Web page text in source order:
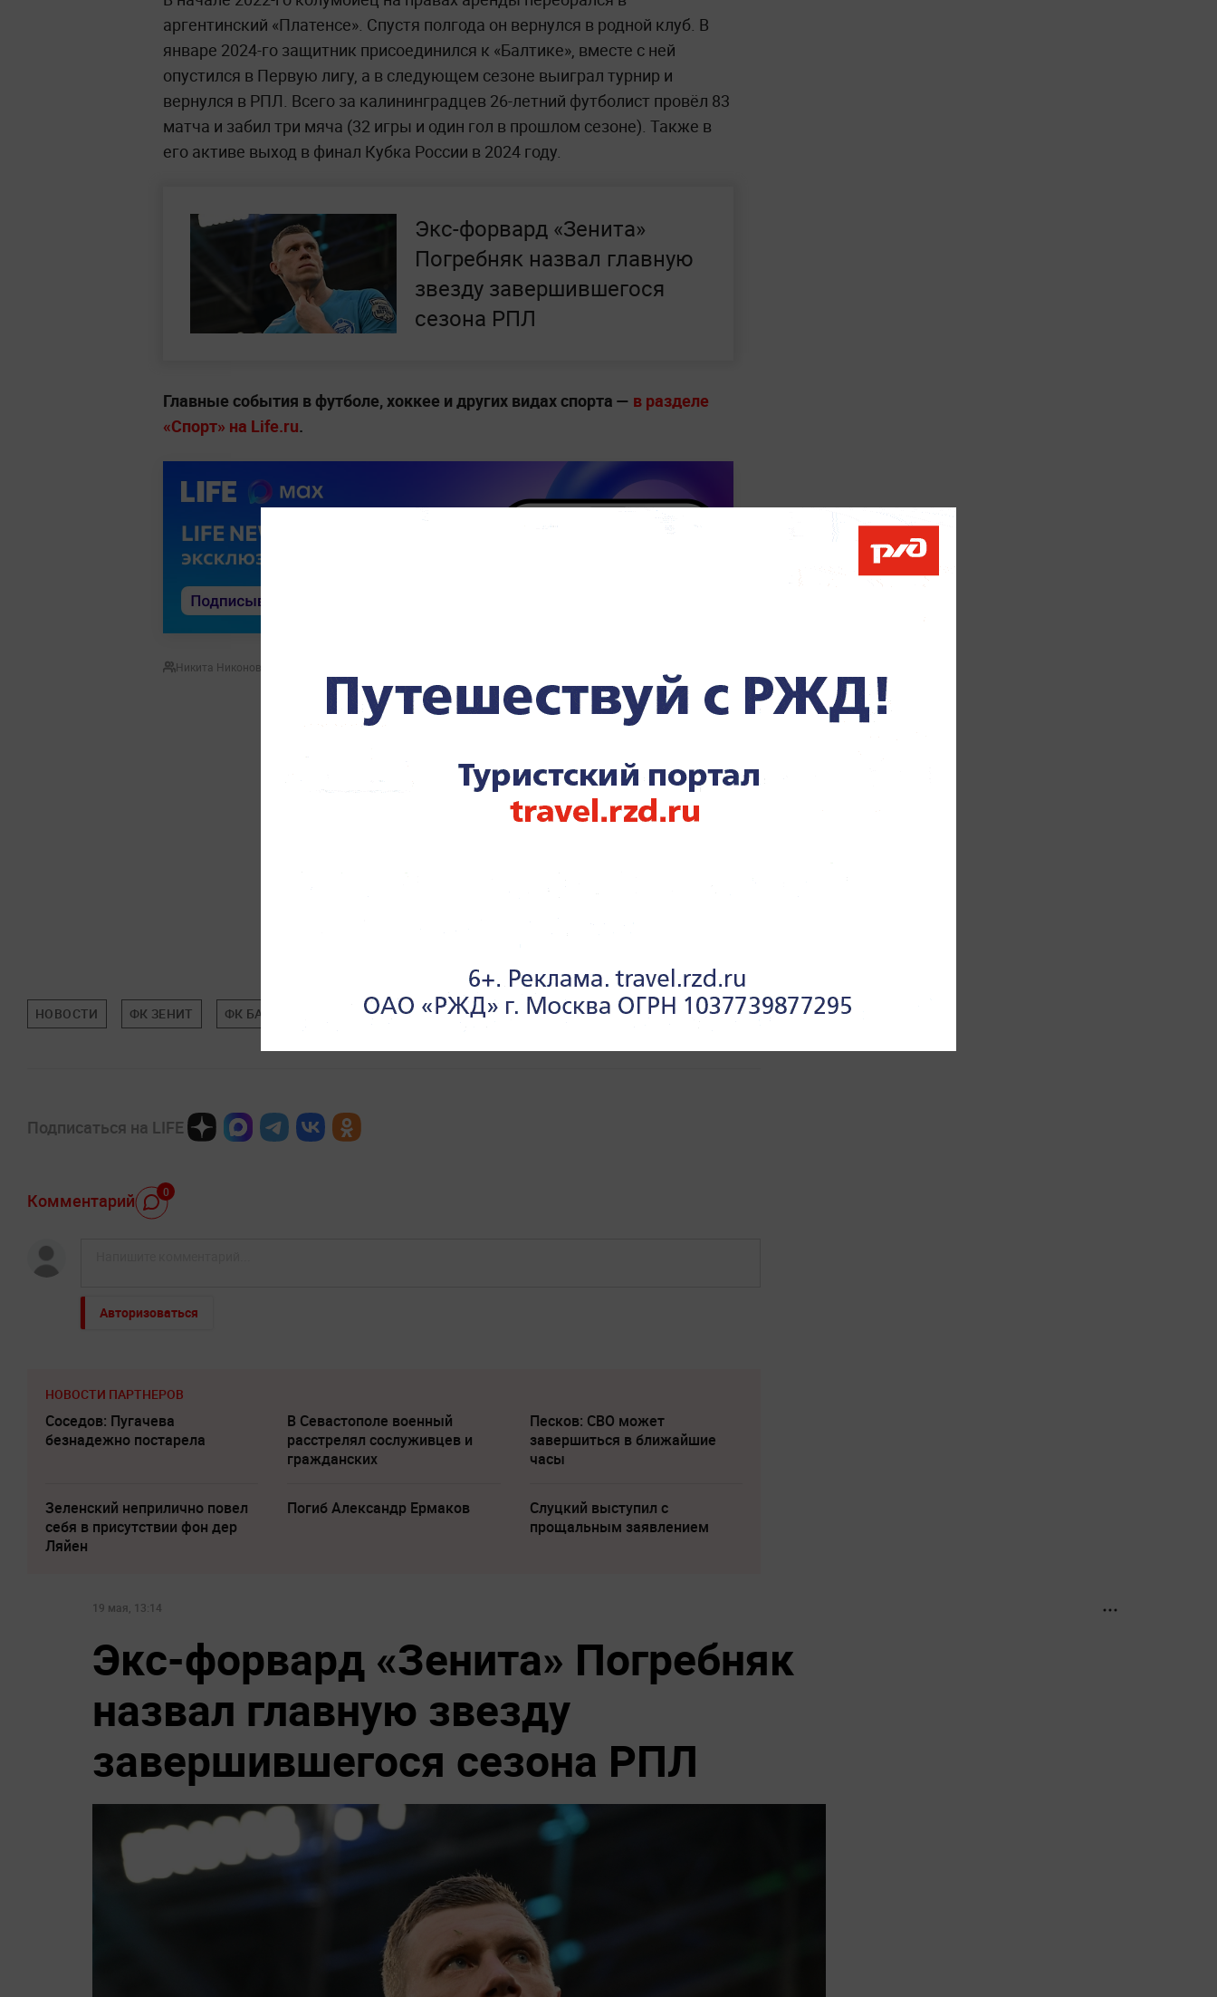
аргентинский «Платенсе». Спустя полгода он вернулся в родной клуб. В
январе 2024-го защитник присоединился к «Балтике», вместе с ней
опустился в Первую лигу, а в следующем сезоне выиграл турнир и
вернулся в РПЛ. Всего за калининградцев 26-летний футболист провёл 83
матча и забил три мяча (32 игры и один гол в прошлом сезоне). Также в
его активе выход в финал Кубка России в 2024 году.
Экс-форвард «Зенита»
Погребняк назвал главную
звезду завершившегося
сезона РПЛ
Главные события в футболе, хоккее и других видах спорта — в разделе
«Спорт» на Life.ru.
Никита Никонов
НОВОСТИ ФК ЗЕНИТ ФК БАЛТИКА ФУТБОЛ ЭКОНОМИКА
Подписаться на LIFE
Комментарий 0
Авторизоваться
НОВОСТИ ПАРТНЕРОВ
Соседов: Пугачева
безнадежно постарела
В Севастополе военный
расстрелял сослуживцев и
гражданских
Песков: СВО может
завершиться в ближайшие
часы
Зеленский неприлично повел
cебя в присутствии фон дер
Ляйен
Погиб Александр Ермаков
Слуцкий выступил с
прощальным заявлением
19 мая, 13:14
Экс-форвард «Зенита» Погребняк
назвал главную звезду
завершившегося сезона РПЛ